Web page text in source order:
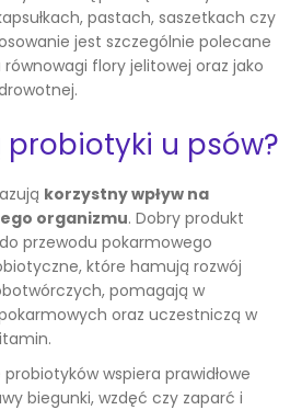
pastach, saszetkach czy
jest szczególnie polecane
flory jelitowej oraz jako
probiotyki u psów?
korzystny wpływ na
organizmu. Dobry produkt
przewodu pokarmowego
które hamują rozwój
pomagają w
pokarmowych oraz uczestniczą w
wspiera prawidłowe
biegunki, wzdęć czy zaparć i